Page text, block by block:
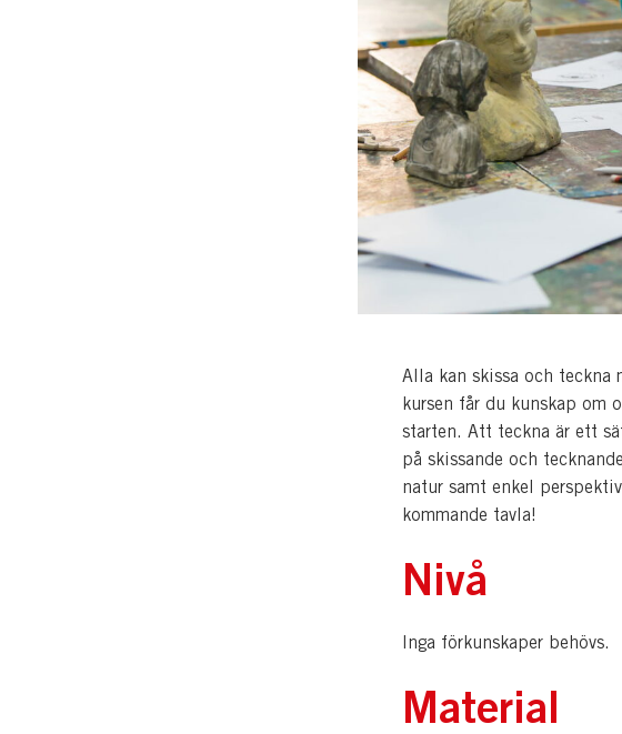
Alla kan skissa och teckna
kursen får du kunskap om
starten. Att teckna är ett
på skissande och
natur samt enkel
kommande tavla!
Nivå
Inga förkunskaper behövs.
Material